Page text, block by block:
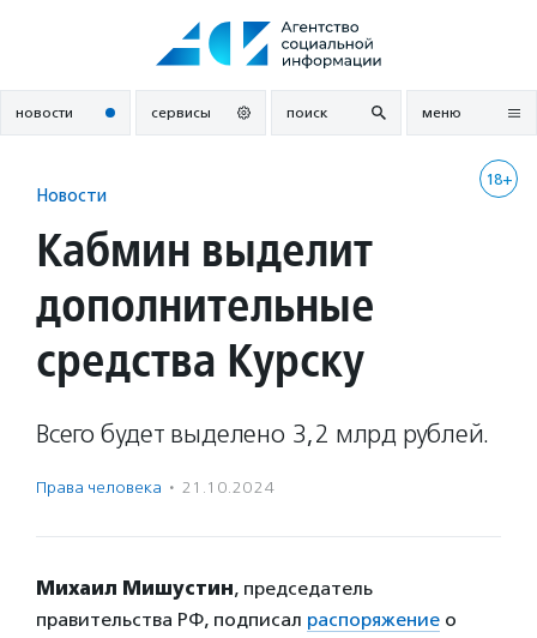
новости сервисы поиск меню
18+
Новости
Кабмин выделит
дополнительные
средства Курску
Всего будет выделено 3,2 млрд рублей.
Права человека · 21.10.2024
Михаил Мишустин, председатель
правительства РФ, подписал распоряжение о